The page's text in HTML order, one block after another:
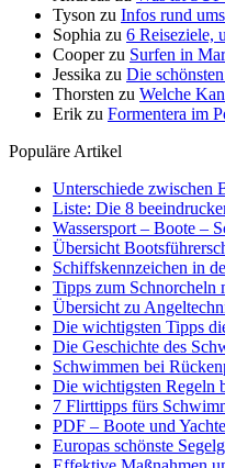
Tyson zu Infos rund
Sophia zu 6 Reiseziele,
Cooperzu Surfen in
Jessika zu Die
Thorsten zu Welche
Erik zu Formentera im
Populäre Artikel
Unterschiede zwischen
Liste: Die 8
Wassersport – Boote –
Übersicht
Schiffskennzeichen in
Tipps zum Schnorcheln
Übersicht zu
Die wichtigsten Tipps
Die Geschichte des
Schwimmen bei
Die wichtigsten Regeln
7 Flirttipps fürs
PDF – Boote und
Europas schönste